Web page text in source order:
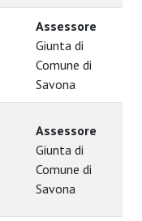
Assessore
Giunta di
Comune di
Savona
Assessore
Giunta di
Comune di
Savona